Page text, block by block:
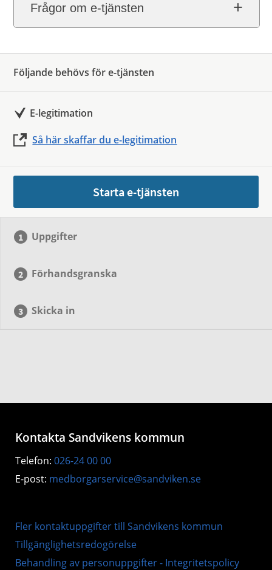
Frågor om e-tjänsten
Följande behövs för e-tjänsten
E-legitimation
Så här skaffar du e-legitimation
Starta e-tjänsten
Uppgifter
Förhandsgranska
Skicka in
Kontakta Sandvikens kommun
Telefon: 026-24 00 00
E-post: medborgarservice@sandviken.se
Fler kontaktuppgifter till Sandvikens kommun
Tillgänglighetsredogörelse
Behandling av personuppgifter - Integritetspolicy